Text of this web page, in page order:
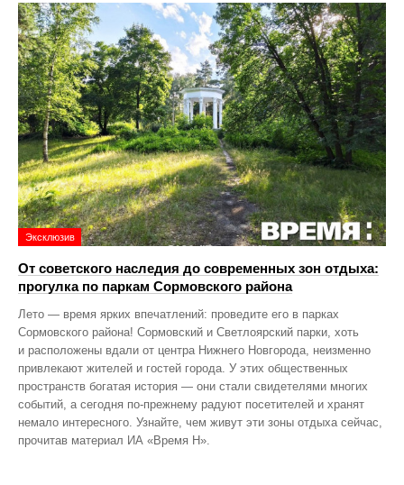
Эксклюзив
От советского наследия до современных зон отдыха:
прогулка по паркам Сормовского района
Лето — время ярких впечатлений: проведите его в парках
Сормовского района! Сормовский и Светлоярский парки, хоть
и расположены вдали от центра Нижнего Новгорода, неизменно
привлекают жителей и гостей города. У этих общественных
пространств богатая история — они стали свидетелями многих
событий, а сегодня по‑прежнему радуют посетителей и хранят
немало интересного. Узнайте, чем живут эти зоны отдыха сейчас,
прочитав материал ИА «Время Н».